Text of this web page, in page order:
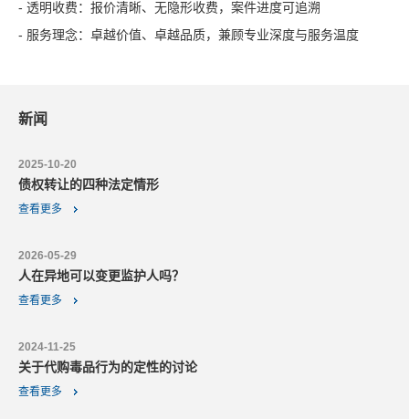
- 透明收费：报价清晰、无隐形收费，案件进度可追溯
- 服务理念：卓越价值、卓越品质，兼顾专业深度与服务温度
新闻
2025-10-20
债权转让的四种法定情形
查看更多
2026-05-29
人在异地可以变更监护人吗？
查看更多
2024-11-25
关于代购毒品行为的定性的讨论
查看更多